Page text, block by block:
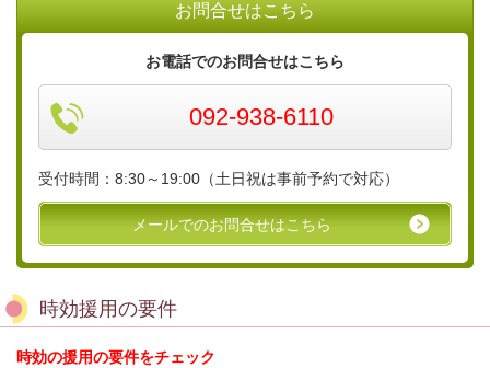
お問合せはこちら
お電話でのお問合せはこちら
092-938-6110
受付時間：8:30～19:00（土日祝は事前予約で対応）
メールでのお問合せはこちら
時効援用の要件
時効の援用の要件をチェック